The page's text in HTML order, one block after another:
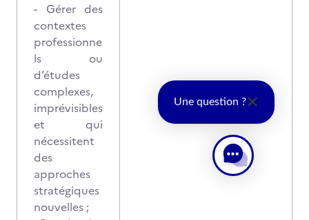
- Gérer des
contextes
professionne
ls ou
d’études
complexes,
imprévisibles
et qui
nécessitent
des
approches
stratégiques
nouvelles ;
Une question ?